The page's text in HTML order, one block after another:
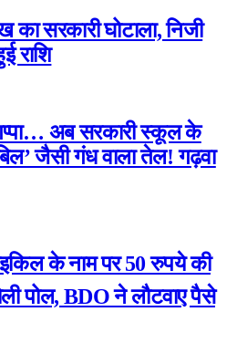
सरकारी घोटाला, निजी
राशि
अब सरकारी स्कूल के
जैसी गंध वाला तेल! गढ़वा
के नाम पर 50 रुपये की
पोल, BDO ने लौटवाए पैसे